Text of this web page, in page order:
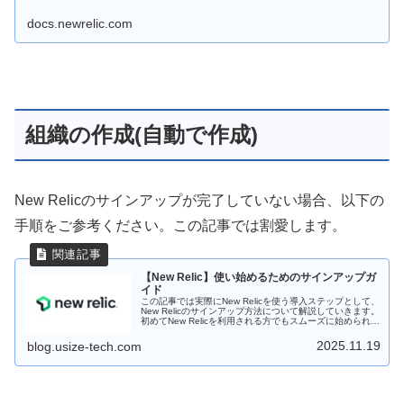
docs.newrelic.com
組織の作成(自動で作成)
New Relicのサインアップが完了していない場合、以下の
手順をご参考ください。この記事では割愛します。
【New Relic】使い始めるためのサインアップガ
イド
この記事では実際にNew Relicを使う導入ステップとして、
New Relicのサインアップ方法について解説していきます。
初めてNew Relicを利用される方でもスムーズに始められる
blog.usize-tech.com 2025.11.19